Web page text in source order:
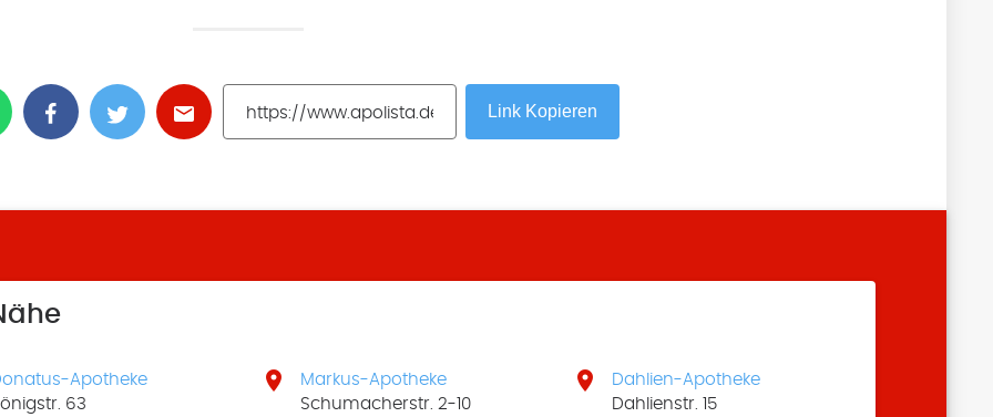
Link Kopieren
Apotheke
63

Markus-Apotheke
Schumacherstr. 2-10

Dahlien-Apotheke
Dahlienstr. 15